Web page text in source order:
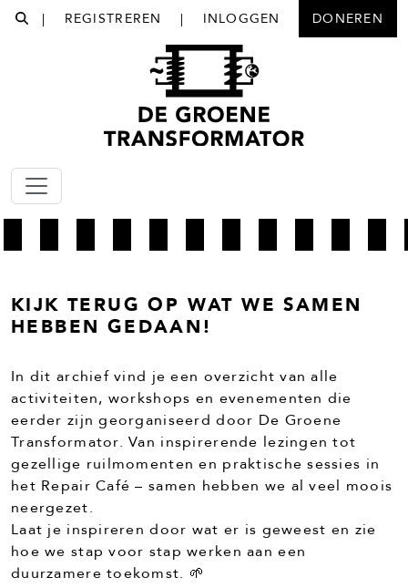
| REGISTREREN | INLOGGEN DONEREN
KIJK TERUG OP WAT WE SAMEN
HEBBEN GEDAAN!
In dit archief vind je een overzicht van alle
activiteiten, workshops en evenementen die
eerder zijn georganiseerd door De Groene
Transformator. Van inspirerende lezingen tot
gezellige ruilmomenten en praktische sessies in
het Repair Café – samen hebben we al veel moois
neergezet.
Laat je inspireren door wat er is geweest en zie
hoe we stap voor stap werken aan een
duurzamere toekomst. 🌱